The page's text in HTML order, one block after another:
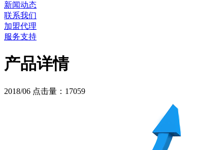
新闻动态
联系我们
加盟代理
服务支持
产品详情
2018/06 点击量：17059